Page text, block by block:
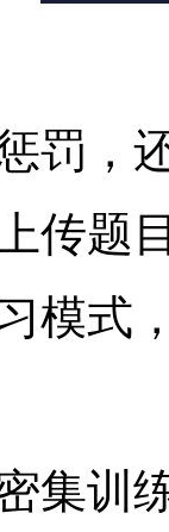
罚，
传题
模式
集训